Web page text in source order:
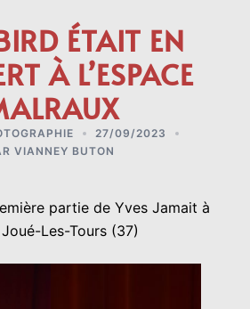
ÉTAIT EN
À L’ESPACE
27/09/2023
VIANNEY BUTON
partie de Yves Jamait à
Les-Tours (37)